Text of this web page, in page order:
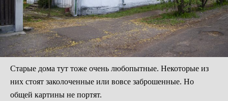
Старые дома тут тоже очень любопытные. Некоторые из
них стоят заколоченные или вовсе заброшенные. Но
общей картины не портят.